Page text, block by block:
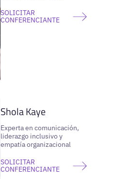
SOLICITAR
CONFERENCIANTE
Shola Kaye
Experta en comunicación,
liderazgo inclusivo y
empatía organizacional
SOLICITAR
CONFERENCIANTE